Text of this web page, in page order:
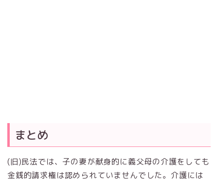
まとめ
(旧)民法では、子の妻が献身的に義父母の介護をしても
金銭的請求権は認められていませんでした。介護には